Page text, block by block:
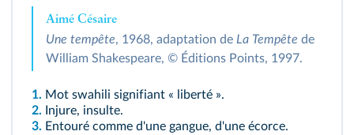
Aimé Césaire
Une tempête, 1968, adaptation de La Tempête de
William Shakespeare, © Éditions Points, 1997.
1. Mot swahili signifiant « liberté ».
2.
Injure, insulte.
3. Entouré comme d'une gangue, d'une écorce.